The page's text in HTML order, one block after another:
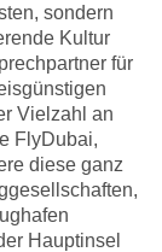
sondern
Kultur
für
Vielzahl an
FlyDubai,
diese ganz
Hauptinsel